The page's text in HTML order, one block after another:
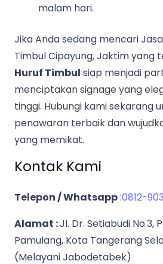
malam hari.
Jika Anda sedang mencari
Timbul Cipayung, Jaktim yang
Huruf Timbul siap menjadi
menciptakan signage yang
tinggi. Hubungi kami sekarang
penawaran terbaik dan
yang memikat.
Kontak Kami
Telepon / Whatsapp:0812-
Alamat :Jl. Dr. Setiabudi No.3,
Pamulang, Kota Tangerang
(Melayani Jabodetabek)